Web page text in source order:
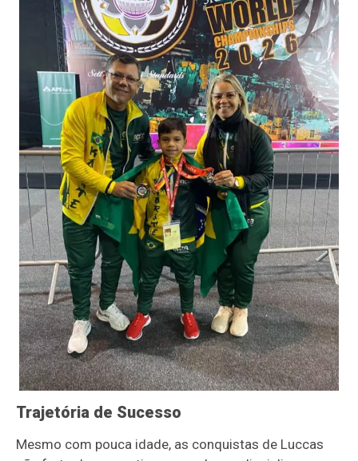
Trajetória de Sucesso
Mesmo com pouca idade, as conquistas de Luccas